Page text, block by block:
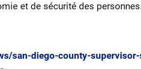
et de sécurité des
san-diego-county-